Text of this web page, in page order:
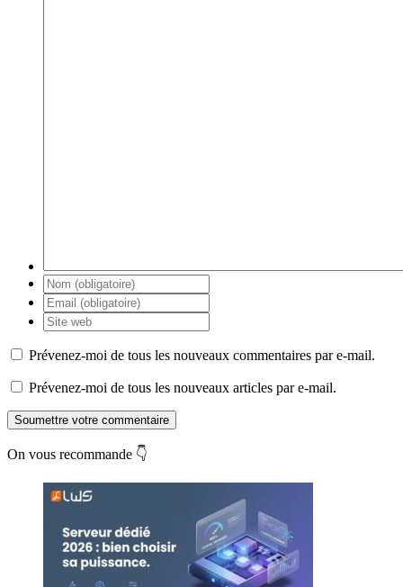
Prévenez-moi de tous les nouveaux commentaires par e-mail.
Prévenez-moi de tous les nouveaux articles par e-mail.
Soumettre votre commentaire
On vous recommande 👇